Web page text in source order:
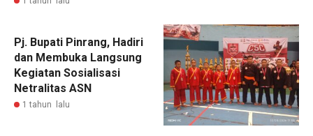
Pj. Bupati Pinrang, Hadiri
dan Membuka Langsung
Kegiatan Sosialisasi
Netralitas ASN
1 tahun lalu